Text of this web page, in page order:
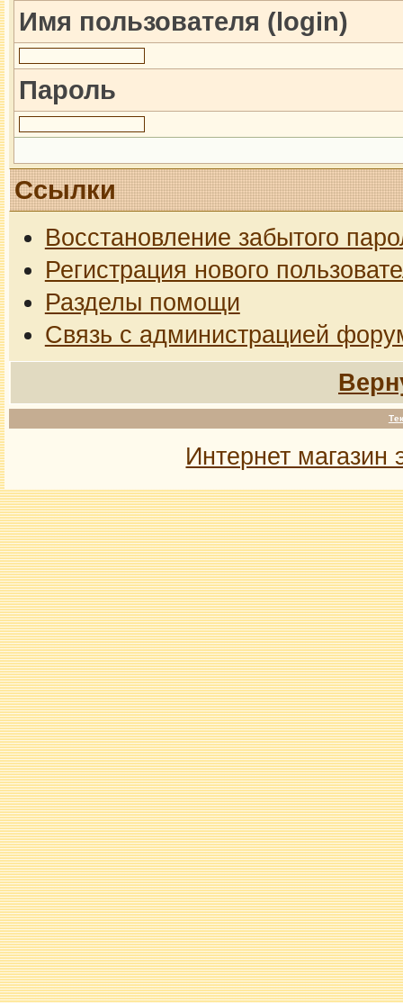
Имя пользователя (login)
Пароль
Ссылки
Восстановление забытого
Регистрация нового
Разделы помощи
Связь с администрацией
Интернет